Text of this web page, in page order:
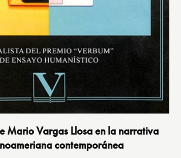
Mario Vargas Llosa en la narrativa
contemporánea